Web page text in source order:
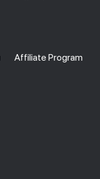
Affiliate Program